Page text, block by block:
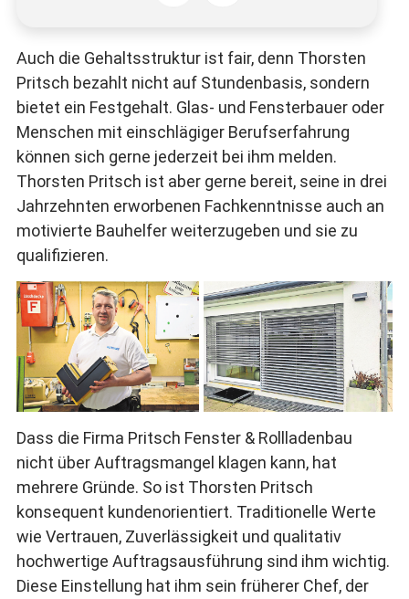
Auch die Gehaltsstruktur ist fair, denn Thorsten
Pritsch bezahlt nicht auf Stundenbasis, sondern
bietet ein Festgehalt. Glas- und Fensterbauer oder
Menschen mit einschlägiger Berufserfahrung
können sich gerne jederzeit bei ihm melden.
Thorsten Pritsch ist aber gerne bereit, seine in drei
Jahrzehnten erworbenen Fachkenntnisse auch an
motivierte Bauhelfer weiterzugeben und sie zu
qualifizieren.
Thorsten Pritsch hat drei
Jahrzehnte Erfahrung. Foto:
Michael Käfer
Sonnenschutz ist nicht nur
bei großen Fenstern wichtig.
Foto: Pritsch
Dass die Firma Pritsch Fenster & Rollladenbau
nicht über Auftragsmangel klagen kann, hat
mehrere Gründe. So ist Thorsten Pritsch
konsequent kundenorientiert. Traditionelle Werte
wie Vertrauen, Zuverlässigkeit und qualitativ
hochwertige Auftragsausführung sind ihm wichtig.
Diese Einstellung hat ihm sein früherer Chef, der